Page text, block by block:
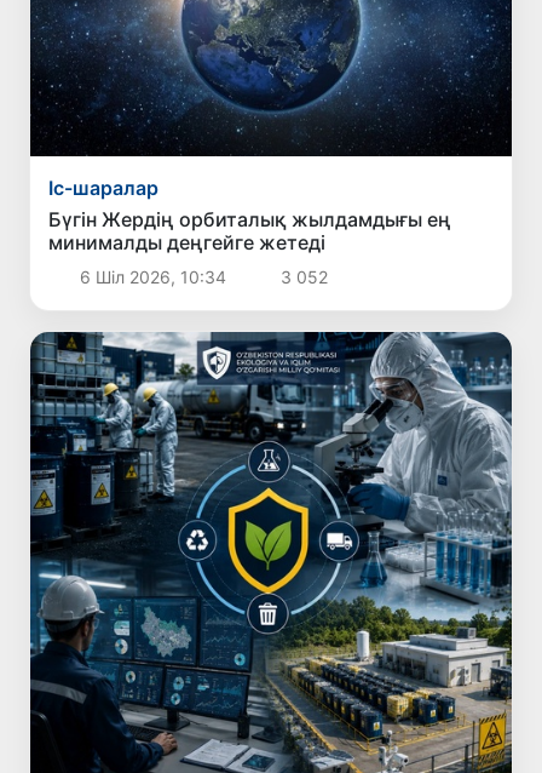
Іс-шаралар
Бүгін Жердің орбиталық жылдамдығы ең
минималды деңгейге жетеді
6 Шіл 2026, 10:34 3 052